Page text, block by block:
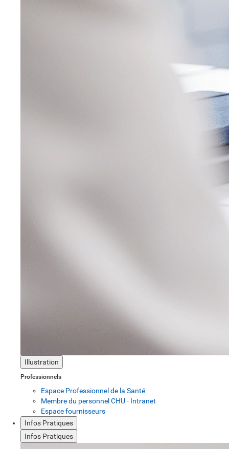
Illustration
Professionnels
Espace Professionnel de la Santé
Membre du personnel CHU - Intranet
Espace fournisseurs
Infos Pratiques
Infos Pratiques